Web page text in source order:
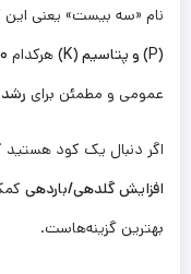
نام «سه بیست» یعنی
(P) و پتاسیم (K)
هرکدام
عمومی و مطمئن برای
اگر دنبال یک کود هستید
افزایش گلدهی/باردهی
بهترین گزینه‌هاست.